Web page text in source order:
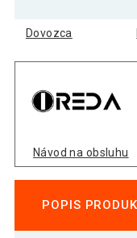
Dovozca
Návod na obsluhu
POPIS